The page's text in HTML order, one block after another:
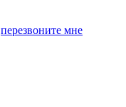
перезвоните мне